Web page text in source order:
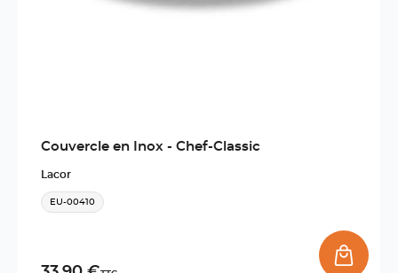
Couvercle en Inox - Chef-Classic
Lacor
EU-00410